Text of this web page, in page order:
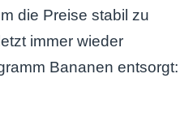
die Preise stabil zu
immer wieder
Bananen entsorgt: